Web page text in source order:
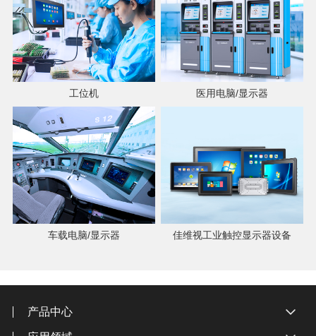
工位机 医用电脑/显示器
车载电脑/显示器 佳维视工业触控显示器设备
产品中心